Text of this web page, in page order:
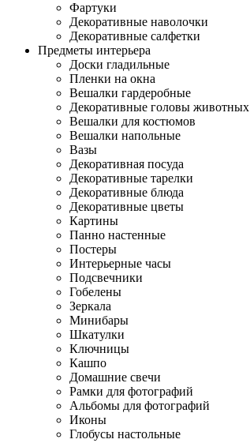
Фартуки
Декоративные наволочки
Декоративные салфетки
Предметы интерьера
Доски гладильные
Пленки на окна
Вешалки гардеробные
Декоративные головы животных
Вешалки для костюмов
Вешалки напольные
Вазы
Декоративная посуда
Декоративные тарелки
Декоративные блюда
Декоративные цветы
Картины
Панно настенные
Постеры
Интерьерные часы
Подсвечники
Гобелены
Зеркала
Минибары
Шкатулки
Ключницы
Кашпо
Домашние свечи
Рамки для фотографий
Альбомы для фотографий
Иконы
Глобусы настольные